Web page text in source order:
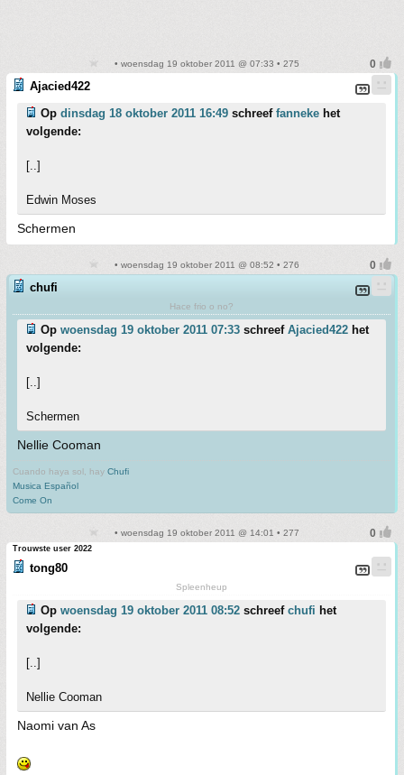
• woensdag 19 oktober 2011 @ 07:33 • 275
Ajacied422
Op dinsdag 18 oktober 2011 16:49 schreef fanneke het
volgende:
[..]
Edwin Moses
Schermen
• woensdag 19 oktober 2011 @ 08:52 • 276
chufi
Hace frio o no?
Op woensdag 19 oktober 2011 07:33 schreef Ajacied422 het
volgende:
[..]
Schermen
Nellie Cooman
Cuando haya sol, hay Chufi
Musica Español
Come On
• woensdag 19 oktober 2011 @ 14:01 • 277
Trouwste user 2022
tong80
Spleenheup
Op woensdag 19 oktober 2011 08:52 schreef chufi het
volgende:
[..]
Nellie Cooman
Naomi van As